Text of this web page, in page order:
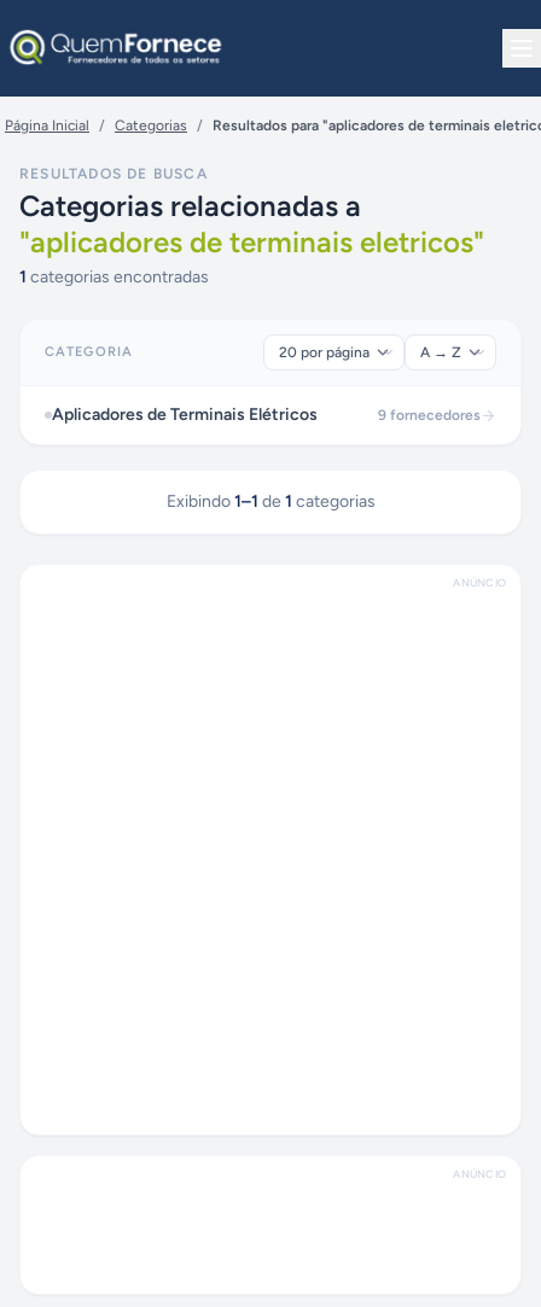
Página Inicial / Categorias / Resultados para "aplicadores de terminais
RESULTADOS DE BUSCA
Categorias relacionadas a
"aplicadores de terminais eletricos"
1 categorias encontradas
CATEGORIA
Aplicadores de Terminais Elétricos 9 fornecedores
Exibindo 1–1 de 1 categorias
ANÚNCIO
ANÚNCIO